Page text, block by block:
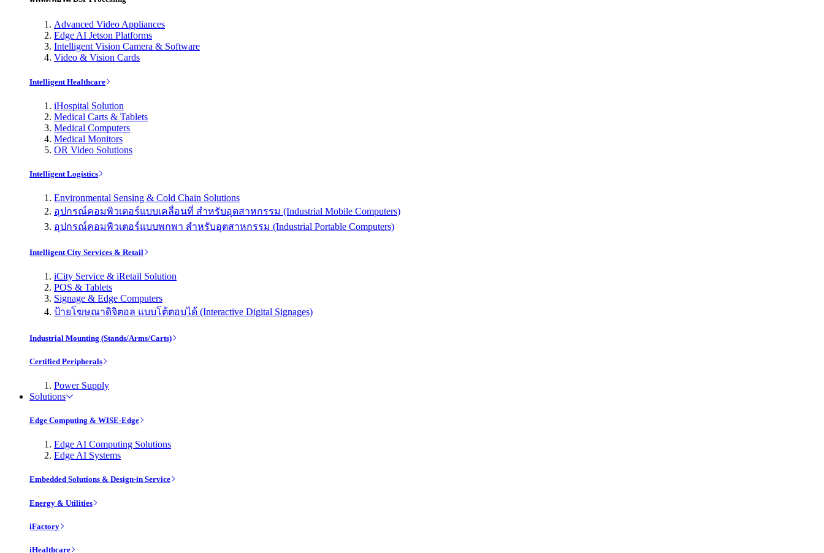
Advanced Video Appliances
Edge AI Jetson Platforms
Intelligent Vision Camera & Software
Video & Vision Cards
Intelligent Healthcare
iHospital Solution
Medical Carts & Tablets
Medical Computers
Medical Monitors
OR Video Solutions
Intelligent Logistics
Environmental Sensing & Cold Chain Solutions
อุปกรณ์คอมพิวเตอร์แบบเคลื่อนที่ สำหรับอุตสาหกรรม (Industrial Mobile Computers)
อุปกรณ์คอมพิวเตอร์แบบพกพา สำหรับอุตสาหกรรม (Industrial Portable Computers)
Intelligent City Services & Retail
iCity Service & iRetail Solution
POS & Tablets
Signage & Edge Computers
ป้ายโฆษณาดิจิตอล แบบโต้ตอบได้ (Interactive Digital Signages)
Industrial Mounting (Stands/Arms/Carts)
Certified Peripherals
Power Supply
Solutions
Edge Computing & WISE-Edge
Edge AI Computing Solutions
Edge AI Systems
Embedded Solutions & Design-in Service
Energy & Utilities
iFactory
iHealthcare